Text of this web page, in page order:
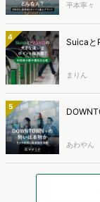
平本寧々
4 Suicaと
まりん
5
あわやん